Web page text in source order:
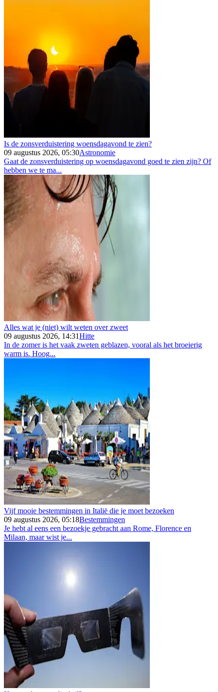
Is de zonsverduistering woensdagavond te zien?
09 augustus 2026, 05:30Astronomie
Gaat de zonsverduistering op woensdagavond goed te zien zijn? Of
hebben we te ma...
Alles wat je (niet) wilt weten over zweet
09 augustus 2026, 14:31Hitte
In de zomer is het vaak zweten geblazen, vooral als het broeierig
warm is. Hoog...
Vijf mooie bestemmingen in Italië die je moet bezoeken
09 augustus 2026, 05:18Bestemmingen
Je hebt al eens een bezoekje gebracht aan Rome, Florence en
Milaan, maar wist je...